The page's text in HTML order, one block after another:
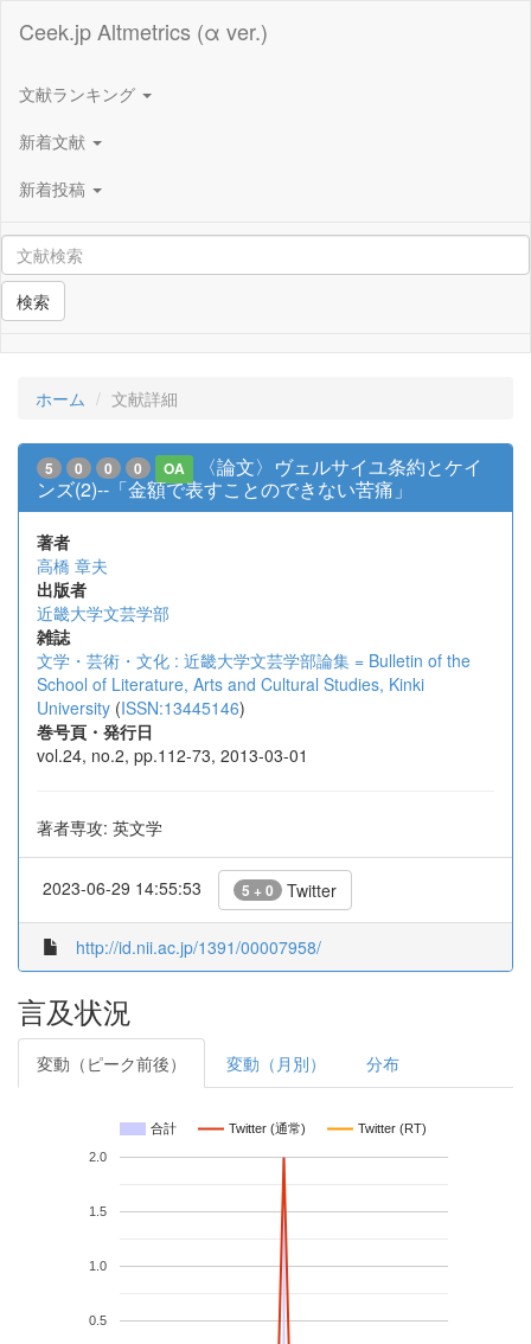
Ceek.jp Altmetrics (α ver.)
文献ランキング
新着文献
新着投稿
検索
ホーム 文献詳細
5 0 0 0 OA
〈論文〉ヴェルサイユ条約とケイ
ンズ(2)--「金額で表すことのできない苦痛」
著者
高橋 章夫
出版者
近畿大学文芸学部
雑誌
文学・芸術・文化 : 近畿大学文芸学部論集 = Bulletin of the
School of Literature, Arts and Cultural Studies, Kinki
University (ISSN:13445146)
巻号頁・発行日
vol.24, no.2, pp.112-73, 2013-03-01
著者専攻: 英文学
2023-06-29 14:55:53 5 + 0 Twitter
http://id.nii.ac.jp/1391/00007958/
言及状況
変動（ピーク前後） 変動（月別） 分布
合計 Twitter (通常) Twitter (RT)
0.5
1.0
1.5
2.0